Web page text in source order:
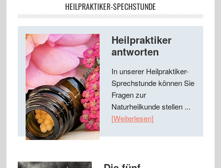
HEILPRAKTIKER-SPECHSTUNDE
Heilpraktiker
antworten
In unserer Heilpraktiker-
Sprechstunde können Sie
Fragen zur
Naturheilkunde stellen ...
[Weiterlesen]